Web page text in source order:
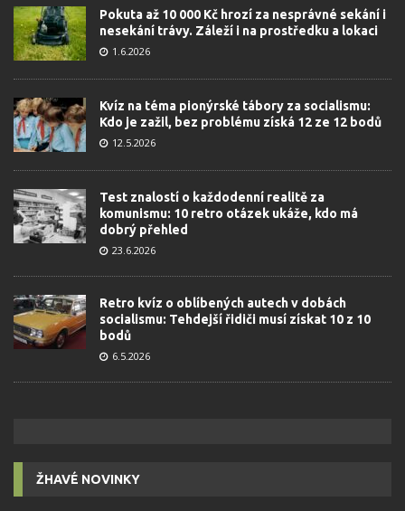
Pokuta až 10 000 Kč hrozí za nesprávné sekání i
nesekání trávy. Záleží i na prostředku a lokaci
1.6.2026
Kvíz na téma pionýrské tábory za socialismu:
Kdo je zažil, bez problému získá 12 ze 12 bodů
12.5.2026
Test znalostí o každodenní realitě za
komunismu: 10 retro otázek ukáže, kdo má
dobrý přehled
23.6.2026
Retro kvíz o oblíbených autech v dobách
socialismu: Tehdejší řidiči musí získat 10 z 10
bodů
6.5.2026
ŽHAVÉ NOVINKY